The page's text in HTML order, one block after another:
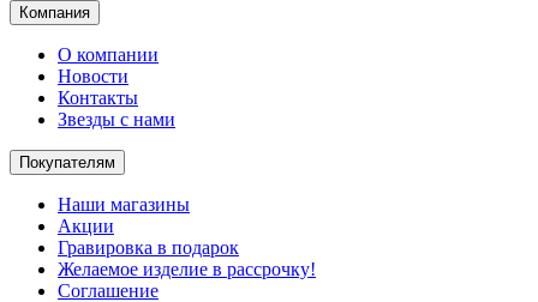
Компания
О компании
Новости
Контакты
Звезды с нами
Покупателям
Наши магазины
Акции
Гравировка в подарок
Желаемое изделие в рассрочку!
Соглашение